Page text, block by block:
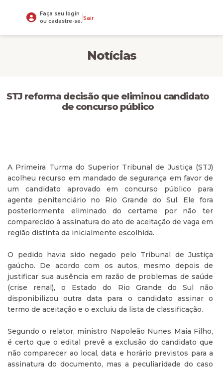
Faça seu login
ou cadastre-se. Sair
Notícias
STJ reforma decisão que eliminou candidato
de concurso público
A Primeira Turma do Superior Tribunal de Justiça (STJ)
acolheu recurso em mandado de segurança em favor de
um candidato aprovado em concurso público para
agente penitenciário no Rio Grande do Sul. Ele fora
posteriormente eliminado do certame por não ter
comparecido à assinatura do ato de aceitação de vaga em
região distinta da inicialmente escolhida.
O pedido havia sido negado pelo Tribunal de Justiça
gaúcho. De acordo com os autos, mesmo depois de
justificar sua ausência em razão de problemas de saúde
(crise renal), o Estado do Rio Grande do Sul não
disponibilizou outra data para o candidato assinar o
termo de aceitação e o excluiu da lista de classificação.
Segundo o relator, ministro Napoleão Nunes Maia Filho,
é certo que o edital prevê a exclusão do candidato que
não comparecer ao local, data e horário previstos para a
assinatura do documento, mas a peculiaridade do caso